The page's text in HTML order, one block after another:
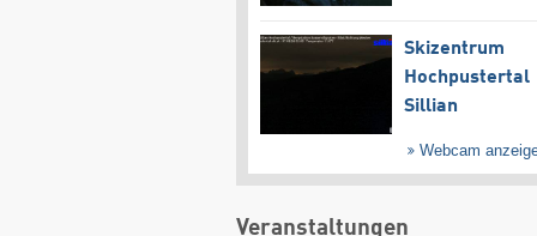
Skizentrum
Hochpustertal
Sillian
Webcam
Veranstaltungen